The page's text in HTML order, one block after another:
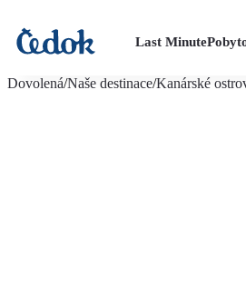
Last Minute
Dovolená/Naše destinace/Kanárské